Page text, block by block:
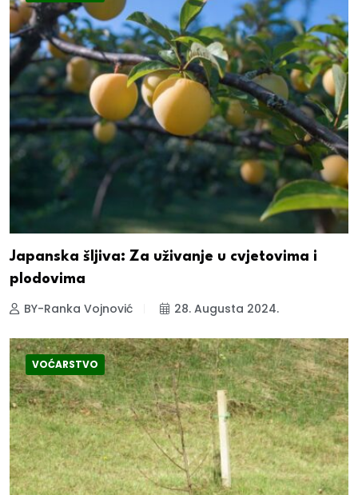
Japanska šljiva: Za uživanje u cvjetovima i
plodovima
BY-Ranka Vojnović 28. Augusta 2024.
VOĆARSTVO